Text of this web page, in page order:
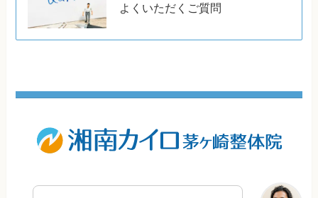
よくいただくご質問